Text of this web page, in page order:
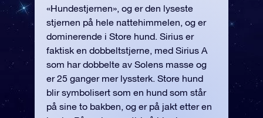
«Hundestjernen», og er den lyseste
stjernen på hele nattehimmelen, og er
dominerende i Store hund. Sirius er
faktisk en dobbeltstjerne, med Sirius A
som har dobbelte av Solens masse og
er 25 ganger mer lyssterk. Store hund
blir symbolisert som en hund som står
på sine to bakben, og er på jakt etter en